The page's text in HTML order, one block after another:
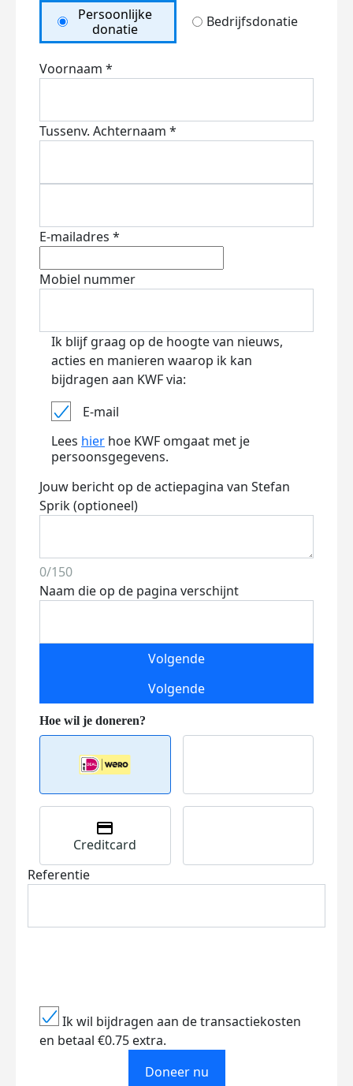
Persoonlijke
donatie
Bedrijfsdonatie
Voornaam *
Tussenv. Achternaam *
E-mailadres *
Mobiel nummer
Ik blijf graag op de hoogte van nieuws,
acties en manieren waarop ik kan
bijdragen aan KWF via:
E-mail
Lees hier hoe KWF omgaat met je
persoonsgegevens.
Jouw bericht op de actiepagina van Stefan
Sprik (optioneel)
0/150
Naam die op de pagina verschijnt
Volgende
Volgende
Creditcard
Referentie
Ik wil bijdragen aan de transactiekosten
en betaal €0.75 extra.
Doneer nu